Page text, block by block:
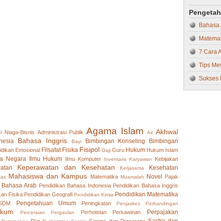
Niaga-Bisnis Administrasi Publik Agama Islam Air Akhwal
Bahasa Inggris Bayi Bimbingan Konseling
Bimbingan
Emosional Filsafat Fisika Fisipol Gaji Guru Hukum Hukum Islam
Negara Ilmu Hukum Ilmu Komputer Inventaris Karyawan
Kebijakan
Keperawatan dan Kesehatan Kerjasama
Kesehatan
Mahasiswa dan Kampus Matematika Muamalah Novel
Pajak
Arab Pendidikan Bahasa Indonesia Pendidikan Bahasa Inggris
Fisika Pendidikan Geografi Pendidikan Kimia Pendidikan Matematika
Pengetahuan Umum Peningkatan Penjaskes Perbandingan
Perceraian Pergaulan Perhotelan Perkawinan
Perpajakan
MIPA
Olah
Pindah-
Tips
Cara
Tips
Bahasa
7 Cara
Tips
Sukses
Sukses